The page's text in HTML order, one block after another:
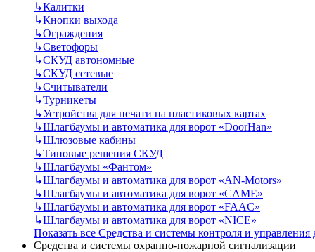
↳Калитки
↳Кнопки выхода
↳Ограждения
↳Светофоры
↳СКУД автономные
↳СКУД сетевые
↳Считыватели
↳Турникеты
↳Устройства для печати на пластиковых картах
↳Шлагбаумы и автоматика для ворот «DoorHan»
↳Шлюзовые кабины
↳Типовые решения СКУД
↳Шлагбаумы «Фантом»
↳Шлагбаумы и автоматика для ворот «AN-Motors»
↳Шлагбаумы и автоматика для ворот «CAME»
↳Шлагбаумы и автоматика для ворот «FAAC»
↳Шлагбаумы и автоматика для ворот «NICE»
Показать все Средства и системы контроля и управления
Средства и системы охранно-пожарной сигнализации